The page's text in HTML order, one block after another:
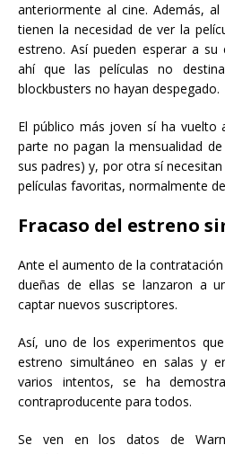
anteriormente al cine. Además,
tienen la necesidad de ver la
estreno. Así pueden esperar a
ahí que las películas no
blockbusters no hayan despegado.
El público más joven sí ha vuelto
parte no pagan la mensualidad
sus padres) y, por otra sí
películas favoritas, normalmente
Fracaso del estreno
Ante el aumento de la
dueñas de ellas se lanzaron a
captar nuevos suscriptores.
Así, uno de los experimentos
estreno simultáneo en salas y
varios intentos, se ha
contraproducente para todos.
Se ven en los datos de